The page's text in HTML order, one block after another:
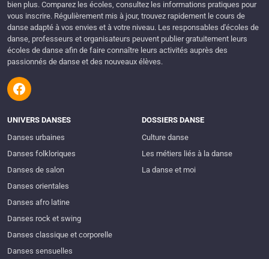
bien plus. Comparez les écoles, consultez les informations pratiques pour
vous inscrire. Régulièrement mis à jour, trouvez rapidement le cours de
danse adapté à vos envies et à votre niveau. Les responsables d'écoles de
danse, professeurs et organisateurs peuvent publier gratuitement leurs
écoles de danse afin de faire connaître leurs activités auprès des
passionnés de danse et des nouveaux élèves.
UNIVERS DANSES
Danses urbaines
Danses folkloriques
Danses de salon
Danses orientales
Danses afro latine
Danses rock et swing
Danses classique et corporelle
Danses sensuelles
DOSSIERS DANSE
Culture danse
Les métiers liés à la danse
La danse et moi